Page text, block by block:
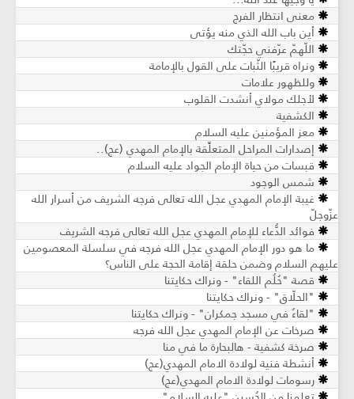
معنى انتظار الفرج
أين باب الله الذي منه يؤتى
اللّهمّ عرّفني حجّتك
ونراه قريبًا الثّبات على القول بالإمامة
وللظهور علامات
لأجلك مولاي أنشدت القلوب
الكشفية
معز المؤمنين عليه السلام
إصدارات المراحل المتعلِّقة بالإمام المهدي (عج)..
قبسات من حياة الإمام الجواد عليه السلام
شمس الوجود
غيبة الإمام المهدي عجل الله تعالى فرجه الشريف من أسرار الله
عزّوجلّ
فوائد الدُّعاء للإمام المهدي عجل الله تعالى فرجه الشريف
ما هو دور الإمام المهدي عجل الله فرجه في سلسلة المعصومين
عليهم السلام وضمن حلقة إقامة الحجة على الناس؟
قصة "حُلُم اللقاء" - ونراك حكايتنا
"الحلّاق" - ونراك حكايتنا
"لقاءٌ في مسجد جمكران" - ونراك حكايتنا
صرخات عن الإمام المهدي عجل الله فرجه
صرخة كشفية - هالبحارة ما في منا
أنشطة فنية لولادة الامام المهدي(عج)
رسومات لولادة الامام المهدي(عج)